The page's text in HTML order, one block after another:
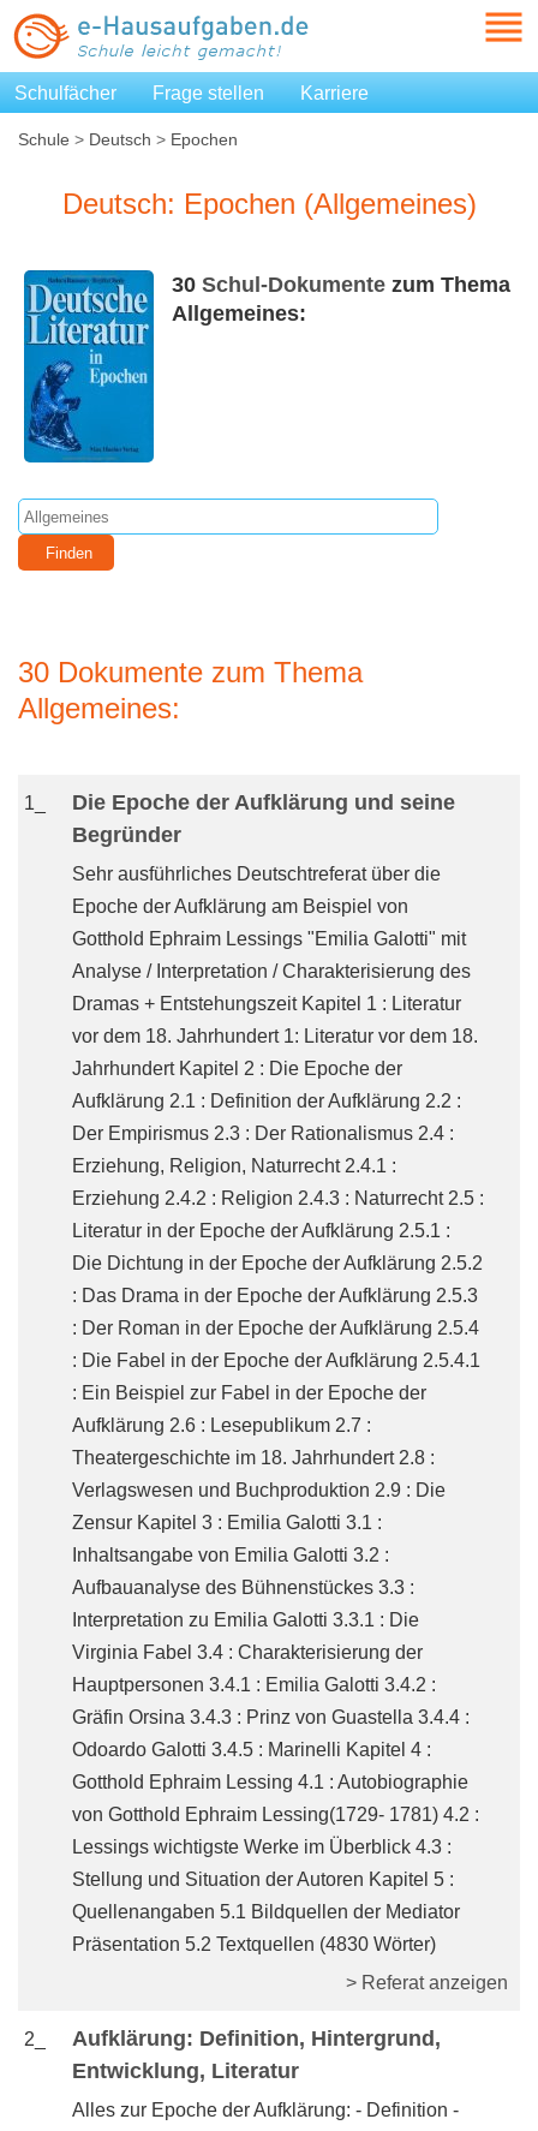
Schulfächer Frage stellen Karriere
Schule > Deutsch > Epochen
Deutsch: Epochen (Allgemeines)
30 Schul-Dokumente zum Thema
Allgemeines:
30 Dokumente zum Thema
Allgemeines:
1_
Die Epoche der Aufklärung und seine
Begründer
Sehr ausführliches Deutschtreferat über die
Epoche der Aufklärung am Beispiel von
Gotthold Ephraim Lessings "Emilia Galotti" mit
Analyse / Interpretation / Charakterisierung des
Dramas + Entstehungszeit Kapitel 1 : Literatur
vor dem 18. Jahrhundert 1: Literatur vor dem 18.
Jahrhundert Kapitel 2 : Die Epoche der
Aufklärung 2.1 : Definition der Aufklärung 2.2 :
Der Empirismus 2.3 : Der Rationalismus 2.4 :
Erziehung, Religion, Naturrecht 2.4.1 :
Erziehung 2.4.2 : Religion 2.4.3 : Naturrecht 2.5 :
Literatur in der Epoche der Aufklärung 2.5.1 :
Die Dichtung in der Epoche der Aufklärung 2.5.2
: Das Drama in der Epoche der Aufklärung 2.5.3
: Der Roman in der Epoche der Aufklärung 2.5.4
: Die Fabel in der Epoche der Aufklärung 2.5.4.1
: Ein Beispiel zur Fabel in der Epoche der
Aufklärung 2.6 : Lesepublikum 2.7 :
Theatergeschichte im 18. Jahrhundert 2.8 :
Verlagswesen und Buchproduktion 2.9 : Die
Zensur Kapitel 3 : Emilia Galotti 3.1 :
Inhaltsangabe von Emilia Galotti 3.2 :
Aufbauanalyse des Bühnenstückes 3.3 :
Interpretation zu Emilia Galotti 3.3.1 : Die
Virginia Fabel 3.4 : Charakterisierung der
Hauptpersonen 3.4.1 : Emilia Galotti 3.4.2 :
Gräfin Orsina 3.4.3 : Prinz von Guastella 3.4.4 :
Odoardo Galotti 3.4.5 : Marinelli Kapitel 4 :
Gotthold Ephraim Lessing 4.1 : Autobiographie
von Gotthold Ephraim Lessing(1729- 1781) 4.2 :
Lessings wichtigste Werke im Überblick 4.3 :
Stellung und Situation der Autoren Kapitel 5 :
Quellenangaben 5.1 Bildquellen der Mediator
Präsentation 5.2 Textquellen (4830 Wörter)
> Referat anzeigen
2_
Aufklärung: Definition, Hintergrund,
Entwicklung, Literatur
Alles zur Epoche der Aufklärung: - Definition -